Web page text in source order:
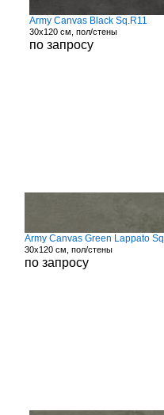
Army Canvas Black Sq.R11
30x120 см, пол/стены
по запросу
Army Canvas Green Lappato Sq
30x120 см, пол/стены
по запросу